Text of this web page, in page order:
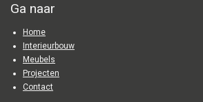
Ga naar
Home
Interieurbouw
Meubels
Projecten
Contact